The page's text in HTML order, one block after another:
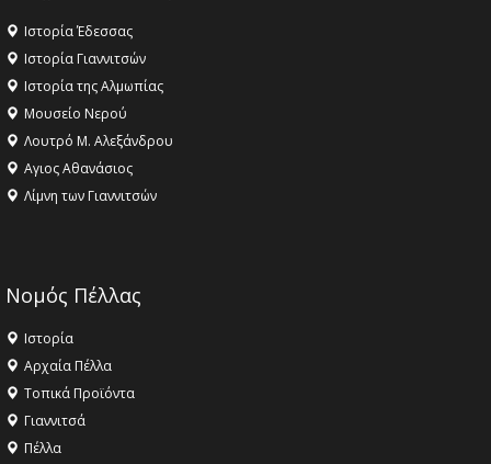
Ιστορία Έδεσσας
Ιστορία Γιαννιτσών
Ιστορία της Αλμωπίας
Μουσείο Νερού
Λουτρό Μ. Αλεξάνδρου
Αγιος Αθανάσιος
Λίμνη των Γιαννιτσών
Νομός Πέλλας
Ιστορία
Αρχαία Πέλλα
Τοπικά Προϊόντα
Γιαννιτσά
Πέλλα